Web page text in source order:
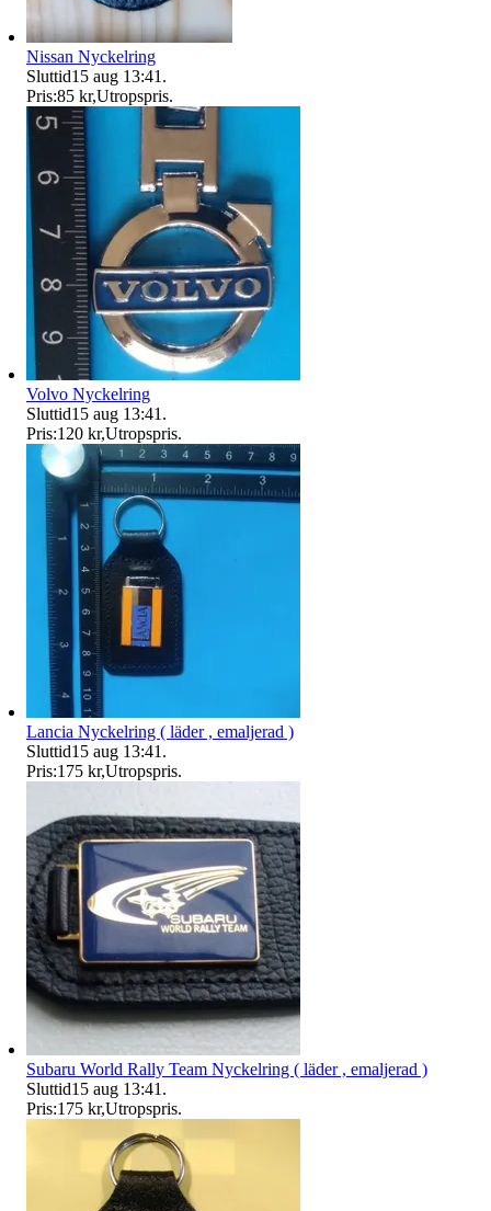
Nissan Nyckelring
Sluttid15 aug 13:41 .
Pris:85 kr,Utropspris.
Volvo Nyckelring
Sluttid15 aug 13:41 .
Pris:120 kr,Utropspris.
Lancia Nyckelring ( läder , emaljerad )
Sluttid15 aug 13:41 .
Pris:175 kr,Utropspris.
Subaru World Rally Team Nyckelring ( läder , emaljerad )
Sluttid15 aug 13:41 .
Pris:175 kr,Utropspris.